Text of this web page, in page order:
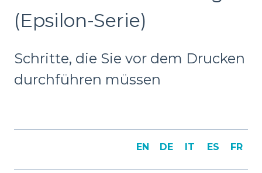
(Epsilon-Serie)
Schritte, die Sie vor dem Drucken
durchführen müssen
EN DE IT ES FR